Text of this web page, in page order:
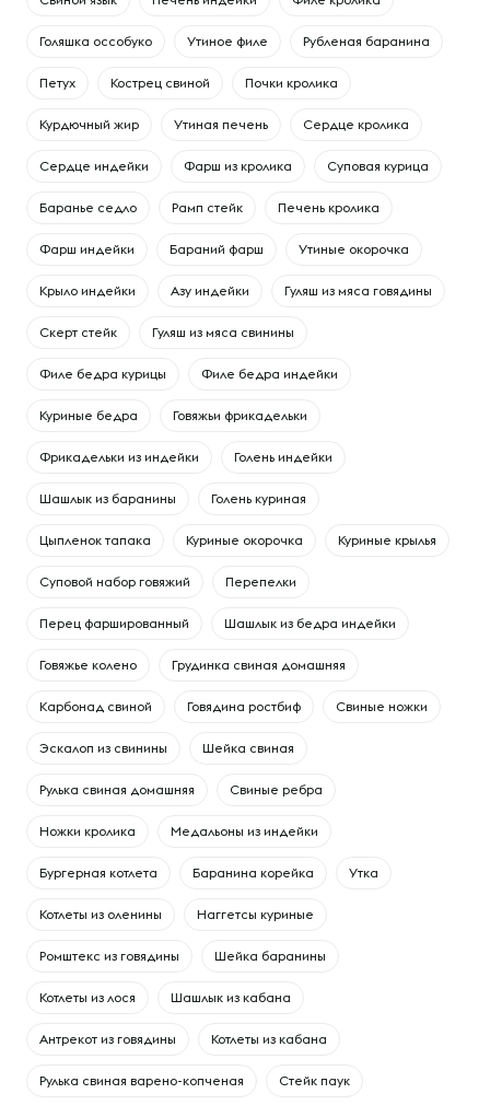
Голяшка оссобуко Утиное филе Рубленая баранина
Петух Кострец свиной Почки кролика
Курдючный жир Утиная печень Сердце кролика
Сердце индейки Фарш из кролика Суповая курица
Баранье седло Рамп стейк Печень кролика
Фарш индейки Бараний фарш Утиные окорочка
Крыло индейки Азу индейки Гуляш из мяса говядины
Скерт стейк Гуляш из мяса свинины
Филе бедра курицы Филе бедра индейки
Куриные бедра Говяжьи фрикадельки
Фрикадельки из индейки Голень индейки
Шашлык из баранины Голень куриная
Цыпленок тапака Куриные окорочка Куриные крылья
Суповой набор говяжий Перепелки
Перец фаршированный Шашлык из бедра индейки
Говяжье колено Грудинка свиная домашняя
Карбонад свиной Говядина ростбиф Свиные ножки
Эскалоп из свинины Шейка свиная
Рулька свиная домашняя Свиные ребра
Ножки кролика Медальоны из индейки
Бургерная котлета Баранина корейка Утка
Котлеты из оленины Наггетсы куриные
Ромштекс из говядины Шейка баранины
Котлеты из лося Шашлык из кабана
Антрекот из говядины Котлеты из кабана
Рулька свиная варено-копченая Стейк паук